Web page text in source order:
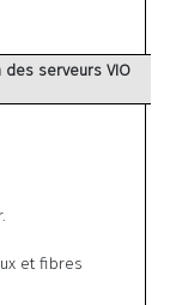
des serveurs VIO
et fibres